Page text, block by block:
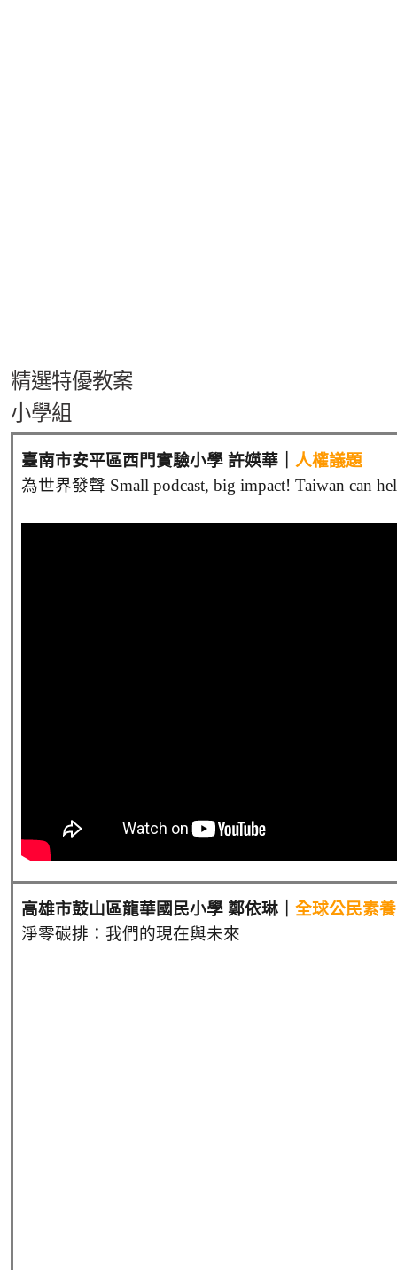
精選特優教案
小學組
臺南市安平區西門實驗小學 許媖華｜ 人權議題
為世界發聲 Small podcast, big impact! Taiwan can
高雄市鼓山區龍華國民小學 鄭依琳｜ 全球公民素養
淨零碳排：我們的現在與未來